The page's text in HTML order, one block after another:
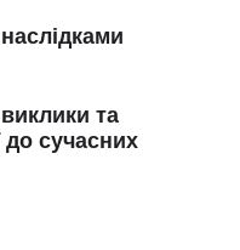
та
до сучасних